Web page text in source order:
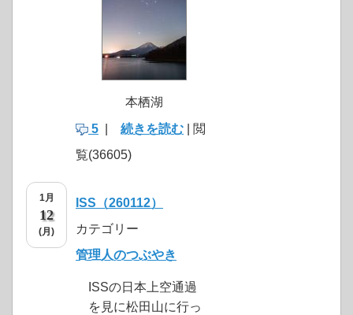
本栖湖
5
続きを読む | 閲
覧(36605)
1月
12
(月)
ISS（260112）
カテゴリー
管理人のつぶやき
ISSの日本上空通過
を見に松田山に行っ